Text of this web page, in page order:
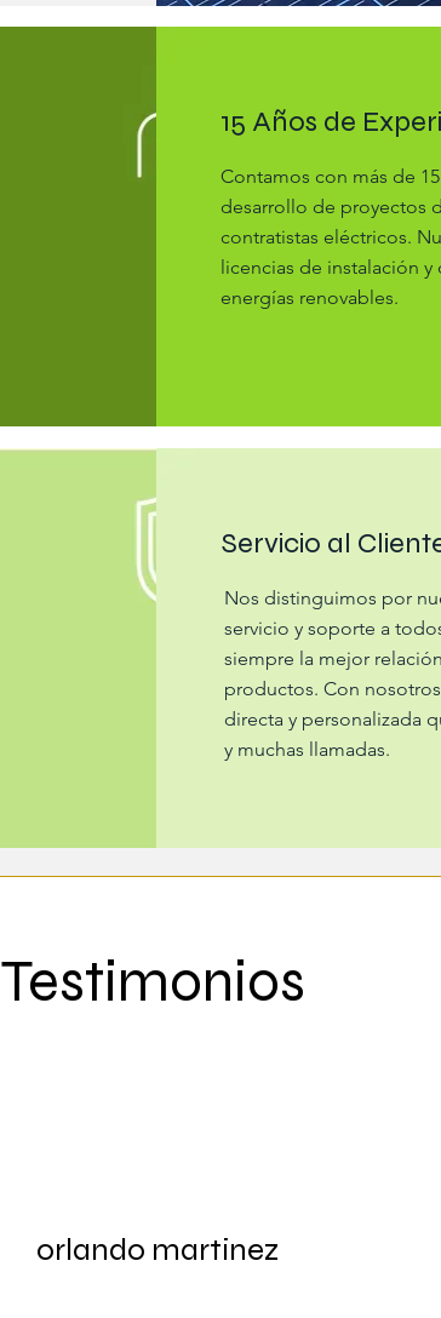
15 Años de
Contamos con más de
desarrollo de proyectos
contratistas eléctricos.
licencias de instalación
energías renovables.
Servicio al
Nos distinguimos por
servicio y soporte a
siempre la mejor
productos. Con
directa y personalizada
y muchas llamadas.
Testimonios
orlando martinez